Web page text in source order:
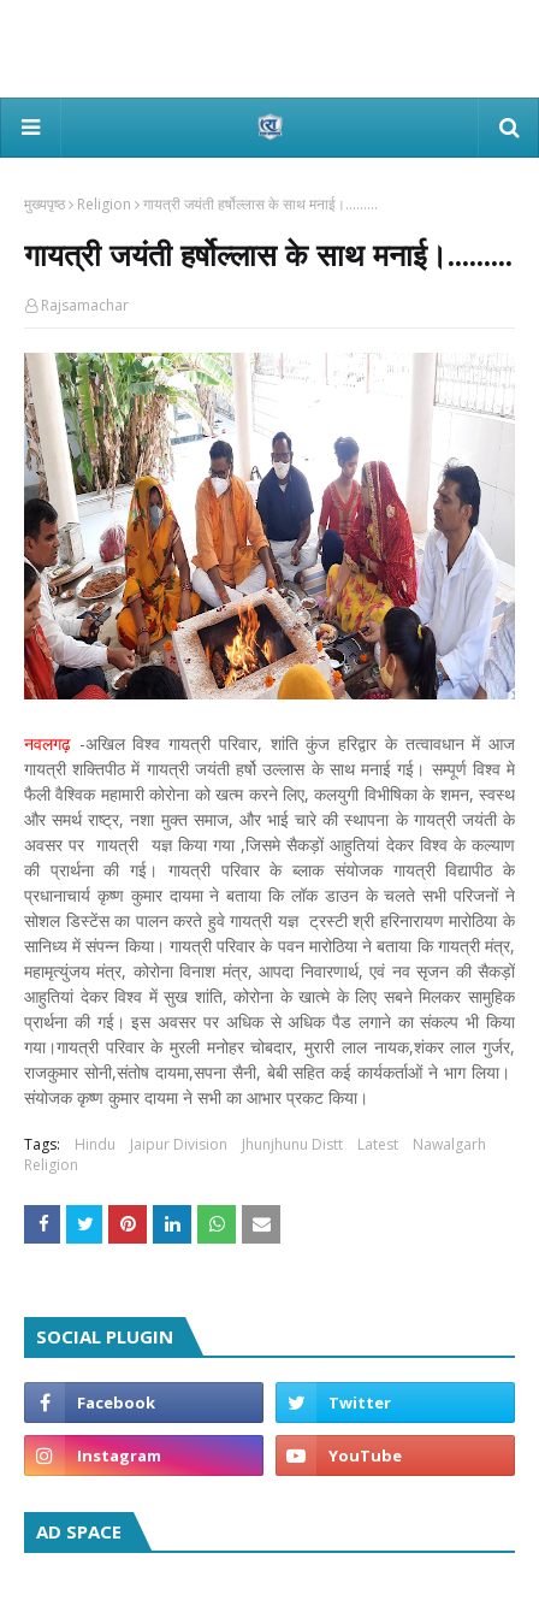
मुख्यपृष्ठ Religion गायत्री जयंती हर्षोल्लास के साथ मनाई।.........
गायत्री जयंती हर्षोल्लास के साथ मनाई।.........
Rajsamachar
नवलगढ़ -अखिल विश्व गायत्री परिवार, शांति कुंज हरिद्वार के तत्वावधान में आज
गायत्री शक्तिपीठ में गायत्री जयंती हर्षो उल्लास के साथ मनाई गई। सम्पूर्ण विश्व मे
फैली वैश्विक महामारी कोरोना को खत्म करने लिए, कलयुगी विभीषिका के शमन, स्वस्थ
और समर्थ राष्ट्र, नशा मुक्त समाज, और भाई चारे की स्थापना के गायत्री जयंती के
अवसर पर गायत्री यज्ञ किया गया ,जिसमे सैकड़ों आहुतियां देकर विश्व के कल्याण
की प्रार्थना की गई। गायत्री परिवार के ब्लाक संयोजक गायत्री विद्यापीठ के
प्रधानाचार्य कृष्ण कुमार दायमा ने बताया कि लॉक डाउन के चलते सभी परिजनों ने
सोशल डिस्टेंस का पालन करते हुवे गायत्री यज्ञ ट्रस्टी श्री हरिनारायण मारोठिया के
सानिध्य में संपन्न किया। गायत्री परिवार के पवन मारोठिया ने बताया कि गायत्री मंत्र,
महामृत्युंजय मंत्र, कोरोना विनाश मंत्र, आपदा निवारणार्थ, एवं नव सृजन की सैकड़ों
आहुतियां देकर विश्व में सुख शांति, कोरोना के खात्मे के लिए सबने मिलकर सामुहिक
प्रार्थना की गई। इस अवसर पर अधिक से अधिक पैड लगाने का संकल्प भी किया
गया।गायत्री परिवार के मुरली मनोहर चोबदार, मुरारी लाल नायक,शंकर लाल गुर्जर,
राजकुमार सोनी,संतोष दायमा,सपना सैनी, बेबी सहित कई कार्यकर्ताओं ने भाग लिया।
संयोजक कृष्ण कुमार दायमा ने सभी का आभार प्रकट किया।
Tags: Hindu Jaipur Division Jhunjhunu Distt Latest
Nawalgarh
Religion
SOCIAL PLUGIN
AD SPACE